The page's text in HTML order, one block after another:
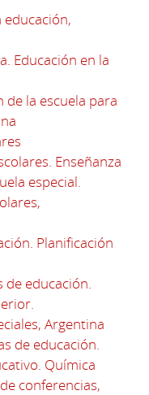
Educación en la
de la escuela para
Enseñanza
especial.
Planificación
de educación.
Argentina
de educación.
Química
conferencias,